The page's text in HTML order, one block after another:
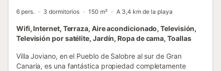
6 pers. 3 dormitorios 150 m² A 3,4 km de la playa
Wifi, Internet, Terraza, Aire acondicionado, Televisión,
Televisión por satélite, Jardín, Ropa de cama, Toallas
Villa Joviano, en el Pueblo de Salobre al sur de Gran
Canaria, es una fantástica propiedad completamente